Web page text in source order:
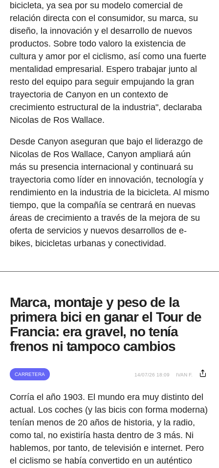
bicicleta, ya sea por su modelo comercial de
relación directa con el consumidor, su marca, su
diseño, la innovación y el desarrollo de nuevos
productos. Sobre todo valoro la existencia de
cultura y amor por el ciclismo, así como una fuerte
mentalidad empresarial. Espero trabajar junto al
resto del equipo para seguir empujando la gran
trayectoria de Canyon en un contexto de
crecimiento estructural de la industria", declaraba
Nicolas de Ros Wallace.
Desde Canyon aseguran que bajo el liderazgo de
Nicolas de Ros Wallace, Canyon ampliará aún
más su presencia internacional y continuará su
trayectoria como líder en innovación, tecnología y
rendimiento en la industria de la bicicleta. Al mismo
tiempo, que la compañía se centrará en nuevas
áreas de crecimiento a través de la mejora de su
oferta de servicios y nuevos desarrollos de e-
bikes, bicicletas urbanas y conectividad.
Marca, montaje y peso de la
primera bici en ganar el Tour de
Francia: era gravel, no tenía
frenos ni tampoco cambios
CARRETERA 14/07/26 18:09 IVAN F.
Corría el año 1903. El mundo era muy distinto del
actual. Los coches (y las bicis con forma moderna)
tenían menos de 20 años de historia, y la radio,
como tal, no existiría hasta dentro de 3 más. Ni
hablemos, por tanto, de televisión e internet. Pero
el ciclismo se había convertido en un auténtico